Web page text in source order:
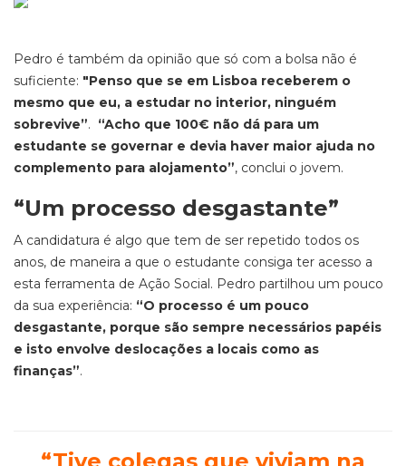
Pedro é também da opinião que só com a bolsa não é
suficiente: "Penso que se em Lisboa receberem o
mesmo que eu, a estudar no interior, ninguém
sobrevive”. “Acho que 100€ não dá para um
estudante se governar e devia haver maior ajuda no
complemento para alojamento”, conclui o jovem.
“Um processo desgastante”
A candidatura é algo que tem de ser repetido todos os
anos, de maneira a que o estudante consiga ter acesso a
esta ferramenta de Ação Social. Pedro partilhou um pouco
da sua experiência: “O processo é um pouco
desgastante, porque são sempre necessários papéis
e isto envolve deslocações a locais como as
finanças”.